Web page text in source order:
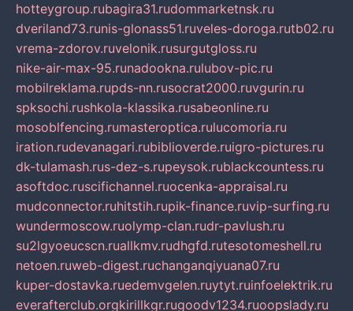
hotteygroup.rubagira31.rudommarketnsk.ru
dveriland73.runis-glonass51.ruveles-doroga.rutb02.ru
vrema-zdorov.ruvelonik.rusurgutgloss.ru
nike-air-max-95.runadookna.rulubov-pic.ru
mobilreklama.rupds-nn.rusocrat2000.ruvgurin.ru
spksochi.rushkola-klassika.rusabeonline.ru
mosoblfencing.rumasteroptica.rulucomoria.ru
iration.rudevanagari.rubiblioverde.ruigro-pictures.ru
dk-tulamash.rus-dez-s.rupeysok.rublackcountess.ru
asoftdoc.ruscifichannel.ruocenka-appraisal.ru
mudconnector.ruhitstih.rupik-finance.ruvip-surfing.ru
wundermoscow.ruolymp-clan.rudr-pavlush.ru
su2lgyoeucscn.ruallkmv.rudhgfd.rutesotomeshell.ru
netoen.ruweb-digest.ruchanganqiyuana07.ru
kuper-dostavka.ruedemvgelen.ruytyt.ruinfoelektrik.ru
everafterclub.orgkirillkgr.rugoodv1234.ruoopslady.ru